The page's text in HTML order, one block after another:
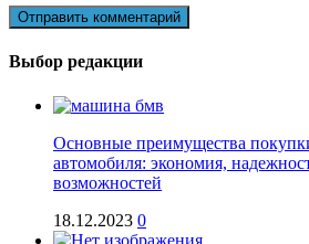
Выбор редакции
Основные преимущества
автомобиля: экономия,
возможностей
18.12.2023 0